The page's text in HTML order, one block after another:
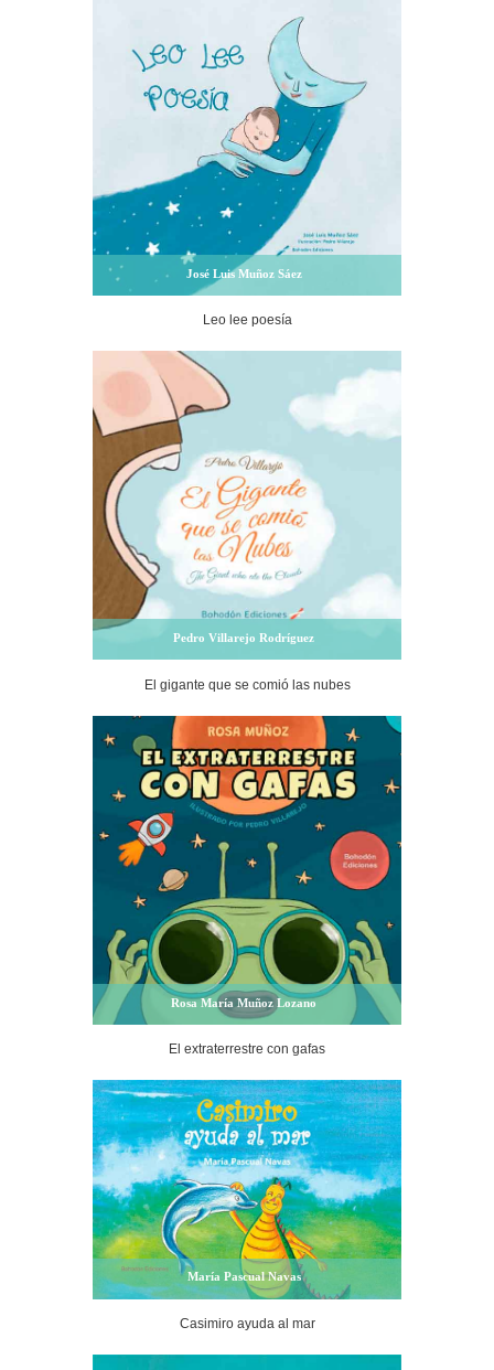
José Luis Muñoz Sáez
Leo lee poesía
Pedro Villarejo Rodríguez
El gigante que se comió las nubes
Rosa María Muñoz Lozano
El extraterrestre con gafas
María Pascual Navas
Casimiro ayuda al mar